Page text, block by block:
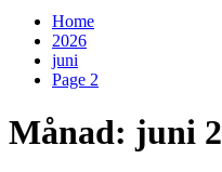
Home
2026
juni
Page 2
Månad: juni